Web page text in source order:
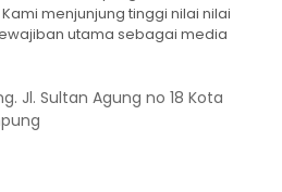
menjunjung tinggi nilai nilai
utama sebagai media
Jl. Sultan Agung no 18 Kota